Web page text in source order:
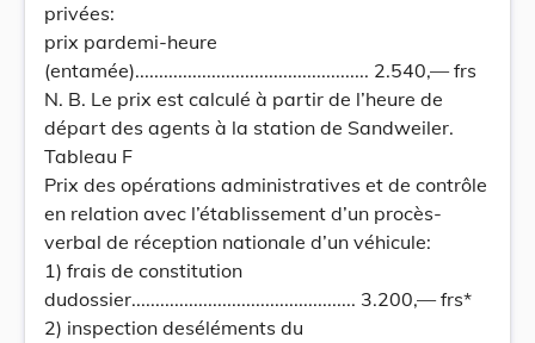
privées:
prix pardemi-heure
(entamée)................................................. 2.540,— frs
N. B. Le prix est calculé à partir de l’heure de
départ des agents à la station de Sandweiler.
Tableau F
Prix des opérations administratives et de contrôle
en relation avec l’établissement d’un procès-
verbal de réception nationale d’un véhicule:
1) frais de constitution
dudossier............................................... 3.200,— frs*
2) inspection deséléments du